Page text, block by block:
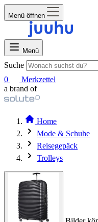
Menü öffnen
Menü
Suche
0
Merkzettel
a brand of
Home
Mode & Schuhe
Reisegepäck
Trolleys